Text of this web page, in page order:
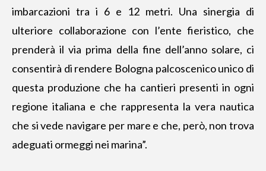
imbarcazioni tra i 6 e 12 metri. Una sinergia di
ulteriore collaborazione con l’ente fieristico, che
prenderà il via prima della fine dell’anno solare, ci
consentirà di rendere Bologna palcoscenico unico di
questa produzione che ha cantieri presenti in ogni
regione italiana e che rappresenta la vera nautica
che si vede navigare per mare e che, però, non trova
adeguati ormeggi nei marina”.